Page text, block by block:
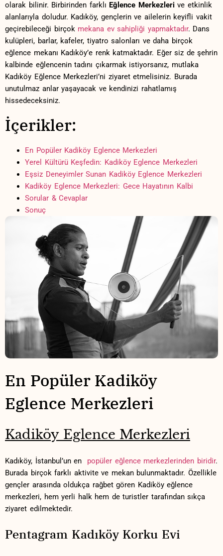
olarak bilinir. Birbirinden farklı Eğlence Merkezleri ‍ve etkinlik
alanlarıyla doludur. Kadıköy, gençlerin ve ailelerin ⁤keyifli‌ vakit
geçirebileceği birçok mekana ev sahipliği yapmaktadır. Dans
kulüpleri, barlar, kafeler, tiyatro salonları ve daha ​birçok
eğlence mekanı⁢ Kadıköy’e renk‍ katmaktadır. ‌Eğer siz​ de şehrin
kalbinde eğlencenin ⁢tadını çıkarmak istiyorsanız, ‌mutlaka
Kadıköy Eğlence Merkezleri’ni ‍ziyaret etmelisiniz. Burada
unutulmaz anlar yaşayacak ve kendinizi rahatlamış
hissedeceksiniz.
İçerikler:
En Popüler ⁢Kadiköy ⁤Eglence ‍Merkezleri
Yerel Kültürü Keşfedin: Kadiköy Eglence Merkezleri
Eşsiz ⁤Deneyimler Sunan Kadiköy⁢ Eglence Merkezleri
Kadiköy Eglence ‍Merkezleri: Gece Hayatının Kalbi
Sorular & Cevaplar
Sonuç
En Popüler Kadiköy
Eglence Merkezleri
Kadiköy⁣ Eglence Merkezleri
Kadıköy, İstanbul’un en ​ popüler eğlence merkezlerinden⁢ biridir.
Burada birçok farklı aktivite ve mekan⁤ bulunmaktadır. Özellikle
gençler arasında‍ oldukça rağbet gören Kadiköy eğlence
merkezleri, hem yerli halk hem de turistler tarafından sıkça
ziyaret edilmektedir.
Pentagram Kadıköy Korku Evi